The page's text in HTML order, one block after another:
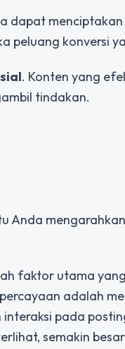
dapat
peluang konversi
. Konten yang
tindakan.
faktor utama
adalah
pada
semakin